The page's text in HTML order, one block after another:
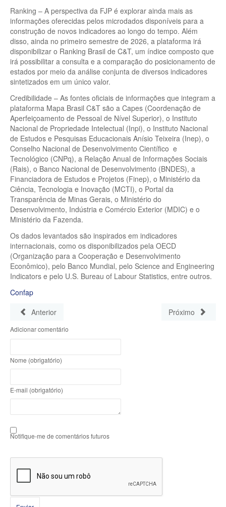
Ranking – A perspectiva da FJP é explorar ainda mais as
informações oferecidas pelos microdados disponíveis para a
construção de novos indicadores ao longo do tempo. Além
disso, ainda no primeiro semestre de 2026, a plataforma irá
disponibilizar o Ranking Brasil de C&T, um índice composto que
irá possibilitar a consulta e a comparação do posicionamento de
estados por meio da análise conjunta de diversos indicadores
sintetizados em um único valor.
Credibilidade – As fontes oficiais de informações que integram a
plataforma Mapa Brasil C&T são a Capes (Coordenação de
Aperfeiçoamento de Pessoal de Nível Superior), o Instituto
Nacional de Propriedade Intelectual (Inpi), o Instituto Nacional
de Estudos e Pesquisas Educacionais Anísio Teixeira (Inep), o
Conselho Nacional de Desenvolvimento Científico e
Tecnológico (CNPq), a Relação Anual de Informações Sociais
(Rais), o Banco Nacional de Desenvolvimento (BNDES), a
Financiadora de Estudos e Projetos (Finep), o Ministério da
Ciência, Tecnologia e Inovação (MCTI), o Portal da
Transparência de Minas Gerais, o Ministério do
Desenvolvimento, Indústria e Comércio Exterior (MDIC) e o
Ministério da Fazenda.
Os dados levantados são inspirados em indicadores
internacionais, como os disponibilizados pela OECD
(Organização para a Cooperação e Desenvolvimento
Econômico), pelo Banco Mundial, pelo Science and Engineering
Indicators e pelo U.S. Bureau of Labour Statistics, entre outros.
Confap
Anterior
Próximo
Adicionar comentário
Nome (obrigatório)
E-mail (obrigatório)
Notifique-me de comentários futuros